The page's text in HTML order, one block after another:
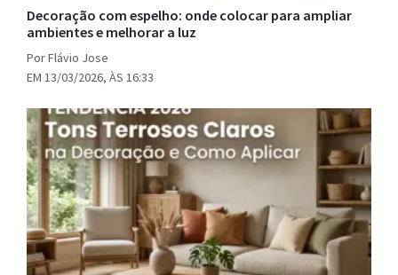
Decoração com espelho: onde colocar para ampliar
ambientes e melhorar a luz
Por Flávio Jose
EM 13/03/2026, ÀS 16:33